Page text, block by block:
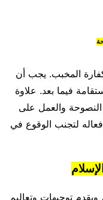
المخبب. يجب أن
فيما بعد. علاوة
والعمل على
لتجنب الوقوع في
ويقدم توجيهات وتعاليم